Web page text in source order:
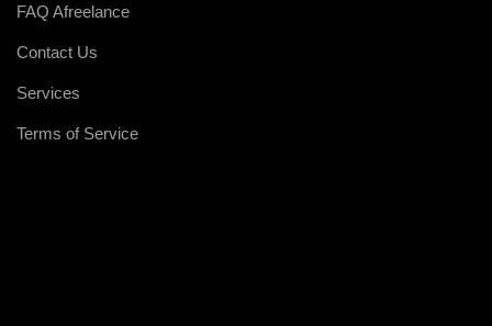
FAQ Afreelance
Contact Us
Services
Terms of Service